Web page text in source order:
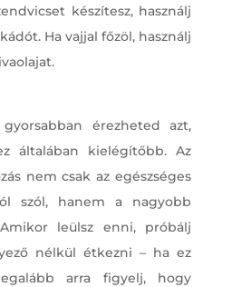
készítesz, használj
Ha vajjal főzöl, használj
érezheted azt,
általában kielégítőbb. Az
nem csak az egészséges
szól, hanem a nagyobb
leülsz enni, próbálj
nélkül étkezni – ha ez
arra figyelj, hogy